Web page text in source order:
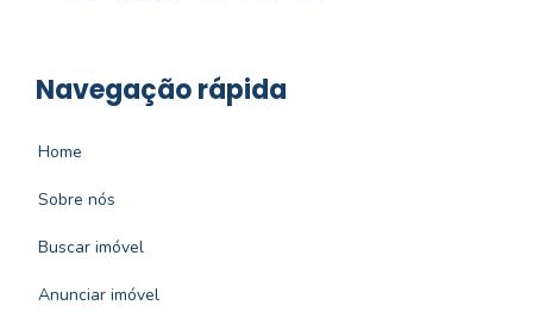
Navegação rápida
Home
Sobre nós
Buscar imóvel
Anunciar imóvel